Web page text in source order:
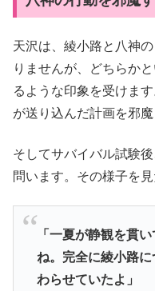
天沢は、綾小路と八神
りませんが、どちらか
るような印象を受けま
が送り込んだ計画を邪
そしてサバイバル試験
問います。その様子を見
「一夏が静観を貫
ね。完全に綾小路
わらせていたよ」